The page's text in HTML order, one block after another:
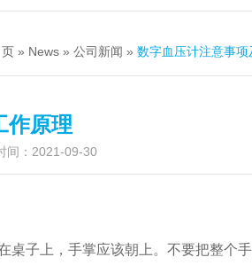
» News »公司新闻 »数字血压计注意事项
作原理
间：2021-09-30
桌子上，手掌应该朝上。不要把整个